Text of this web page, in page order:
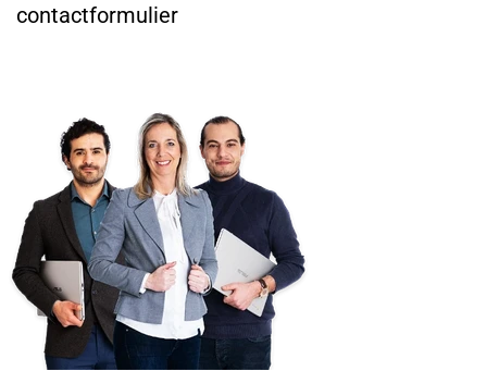
contactformulier